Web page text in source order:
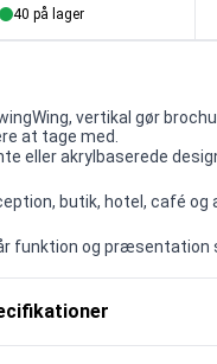
40 på lager
vertikal gør
at tage med.
eller akrylbaserede
butik, hotel, café og
funktion og præsentation